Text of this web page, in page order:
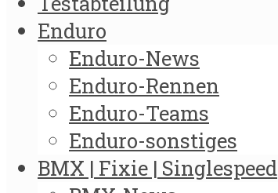
Enduro
Enduro-News
Enduro-Rennen
Enduro-Teams
Enduro-sonstiges
BMX | Fixie | Singlespeed